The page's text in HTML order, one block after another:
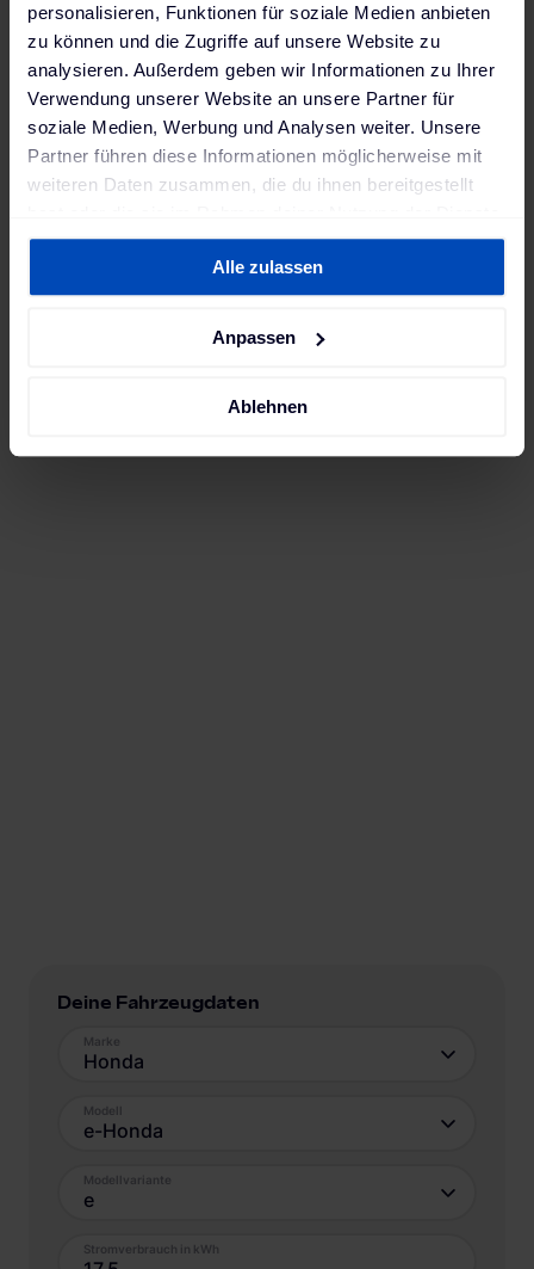
personalisieren, Funktionen für soziale Medien anbieten
zu können und die Zugriffe auf unsere Website zu
analysieren. Außerdem geben wir Informationen zu Ihrer
Verwendung unserer Website an unsere Partner für
soziale Medien, Werbung und Analysen weiter. Unsere
Partner führen diese Informationen möglicherweise mit
weiteren Daten zusammen, die du ihnen bereitgestellt
gesammelt haben. Weitere Informationen findest du in
Datenschutzerklärungund unserem
Impressum.
Alle zulassen
Anpassen
Ablehnen
Deine Fahrzeugdaten
Marke
Honda
Modell
e-Honda
Modellvariante
e
Stromverbrauch in kWh